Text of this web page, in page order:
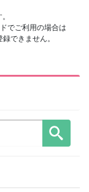
でご利用の場合は
できません。